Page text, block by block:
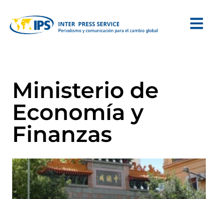
Ministerio de
Economía y
Finanzas